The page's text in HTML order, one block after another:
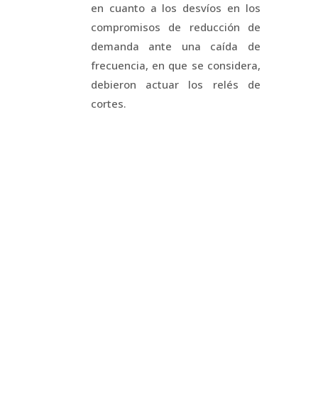
en cuanto a los desvíos en los
compromisos de reducción de
demanda ante una caída de
frecuencia, en que se considera,
debieron actuar los relés de
cortes.